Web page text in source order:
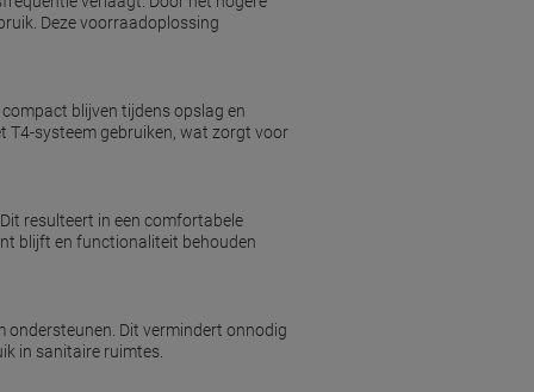
Deze voorraadoplossing
blijven tijdens opslag en
T4-systeem gebruiken, wat zorgt voor
resulteert in een comfortabele
blijft en functionaliteit behouden
ondersteunen. Dit vermindert onnodig
in sanitaire ruimtes.